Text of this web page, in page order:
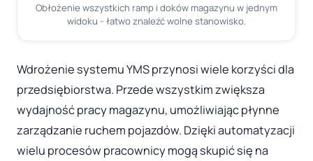
Obłożenie wszystkich ramp i doków magazynu w jednym
widoku - łatwo znaleźć wolne stanowisko.
Wdrożenie systemu YMS przynosi wiele korzyści dla
przedsiębiorstwa. Przede wszystkim zwiększa
wydajność pracy magazynu, umożliwiając płynne
zarządzanie ruchem pojazdów. Dzięki automatyzacji
wielu procesów pracownicy mogą skupić się na